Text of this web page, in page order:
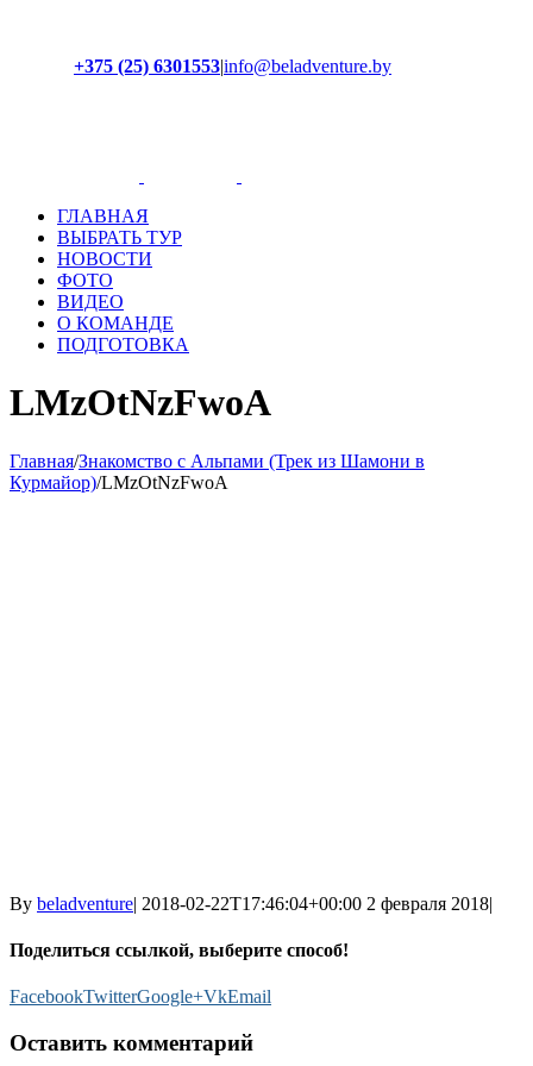
+375 (25) 6301553|info@beladventure.by
ГЛАВНАЯ
ВЫБРАТЬ ТУР
НОВОСТИ
ФОТО
ВИДЕО
О КОМАНДЕ
ПОДГОТОВКА
LMzOtNzFwoA
Главная/Знакомство с Альпами (Трек из Шамони в
Курмайор)/LMzOtNzFwoA
By beladventure| 2018-02-22T17:46:04+00:00 2 февраля 2018|
Поделиться ссылкой, выберите способ!
FacebookTwitterGoogle+VkEmail
Оставить комментарий